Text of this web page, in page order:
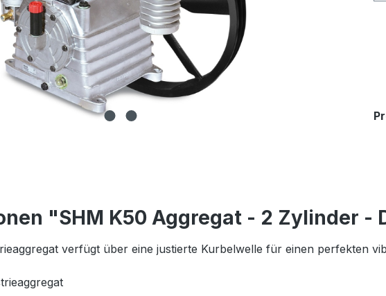
"SHM K50 Aggregat - 2 Zylinder
verfügt über eine justierte Kurbelwelle für einen perfekten